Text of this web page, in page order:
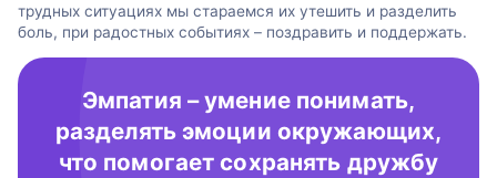
трудных ситуациях мы стараемся их утешить и разделить
боль, при радостных событиях – поздравить и поддержать.
Эмпатия – умение понимать,
разделять эмоции окружающих,
что помогает сохранять дружбу